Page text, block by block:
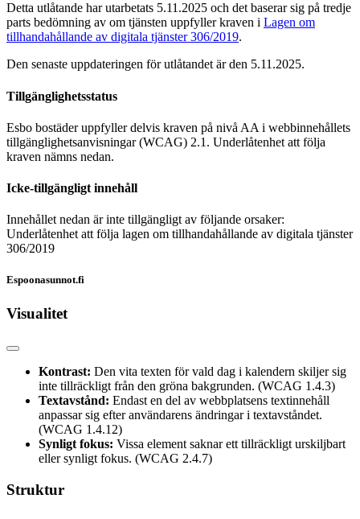
Detta utlåtande har utarbetats 5.11.2025 och det baserar sig på tredje
parts bedömning av om tjänsten uppfyller kraven i Lagen om
tillhandahållande av digitala tjänster 306/2019.
Den senaste uppdateringen för utlåtandet är den 5.11.2025.
Tillgänglighetsstatus
Esbo bostäder uppfyller delvis kraven på nivå AA i webbinnehållets
tillgänglighetsanvisningar (WCAG) 2.1. Underlåtenhet att följa
kraven nämns nedan.
Icke-tillgängligt innehåll
Innehållet nedan är inte tillgängligt av följande orsaker:
Underlåtenhet att följa lagen om tillhandahållande av digitala tjänster
306/2019
Espoonasunnot.fi
Visualitet
Kontrast: Den vita texten för vald dag i kalendern skiljer sig
inte tillräckligt från den gröna bakgrunden. (WCAG 1.4.3)
Textavstånd: Endast en del av webbplatsens textinnehåll
anpassar sig efter användarens ändringar i textavståndet.
(WCAG 1.4.12)
Synligt fokus: Vissa element saknar ett tillräckligt urskiljbart
eller synligt fokus. (WCAG 2.4.7)
Struktur